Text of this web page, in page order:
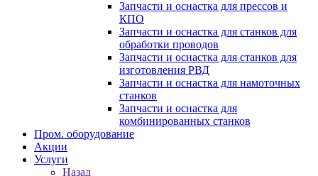
Запчасти и оснастка для прессов и
КПО
Запчасти и оснастка для станков для
обработки проводов
Запчасти и оснастка для станков для
изготовления РВД
Запчасти и оснастка для намоточных
станков
Запчасти и оснастка для
комбинированных станков
Пром. оборудование
Акции
Услуги
Назад